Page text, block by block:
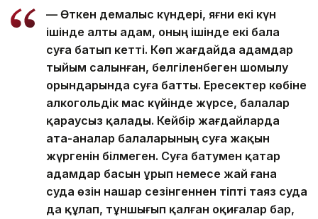
— Өткен демалыс күндері, яғни екі күн
ішінде алты адам, оның ішінде екі бала
суға батып кетті. Көп жағдайда адамдар
тыйым салынған, белгіленбеген шомылу
орындарында суға батты. Ересектер көбіне
алкогольдік мас күйінде жүрсе, балалар
қараусыз қалады. Кейбір жағдайларда
ата-аналар балаларының суға жақын
жүргенін білмеген. Суға батумен қатар
адамдар басын ұрып немесе жай ғана
суда өзін нашар сезінгеннен тіпті таяз суда
да құлап, тұншығып қалған оқиғалар бар,